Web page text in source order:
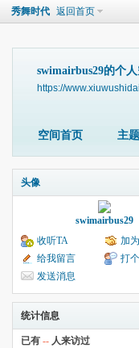
秀舞时代 返回首页
swimairbus29的个人
https://
空间首页 主题
头像
swimairbus29
收听TA
加
给我留言
打
发送消息
统计信息
已有 -- 人来访过